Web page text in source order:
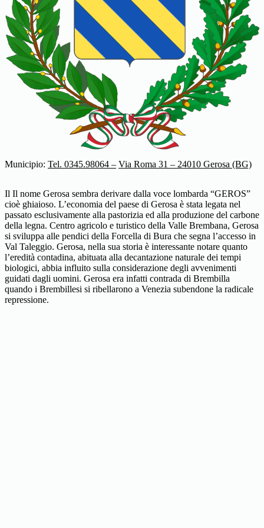
Municipio: Tel. 0345.98064 – Via Roma 31 – 24010 Gerosa (BG)
Il Il nome Gerosa sembra derivare dalla voce lombarda “GEROS”
cioè ghiaioso. L’economia del paese di Gerosa è stata legata nel
passato esclusivamente alla pastorizia ed alla produzione del carbone
della legna. Centro agricolo e turistico della Valle Brembana, Gerosa
si sviluppa alle pendici della Forcella di Bura che segna l’accesso in
Val Taleggio. Gerosa, nella sua storia è interessante notare quanto
l’eredità contadina, abituata alla decantazione naturale dei tempi
biologici, abbia influito sulla considerazione degli avvenimenti
guidati dagli uomini. Gerosa era infatti contrada di Brembilla
quando i Brembillesi si ribellarono a Venezia subendone la radicale
repressione.